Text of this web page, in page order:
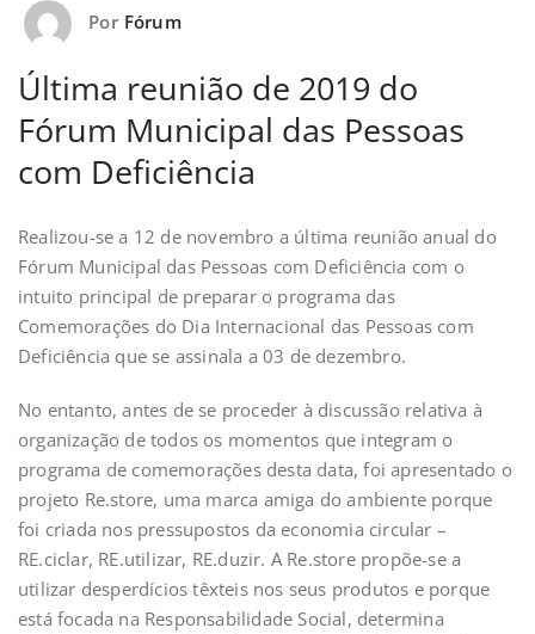
Por Fórum
Última reunião de 2019 do
Fórum Municipal das Pessoas
com Deficiência
Realizou-se a 12 de novembro a última reunião anual do
Fórum Municipal das Pessoas com Deficiência com o
intuito principal de preparar o programa das
Comemorações do Dia Internacional das Pessoas com
Deficiência que se assinala a 03 de dezembro.
No entanto, antes de se proceder à discussão relativa à
organização de todos os momentos que integram o
programa de comemorações desta data, foi apresentado o
projeto Re.store, uma marca amiga do ambiente porque
foi criada nos pressupostos da economia circular –
RE.ciclar, RE.utilizar, RE.duzir. A Re.store propõe-se a
utilizar desperdícios têxteis nos seus produtos e porque
está focada na Responsabilidade Social, determina